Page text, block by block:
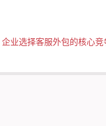
企业选择客服外包的核心竞